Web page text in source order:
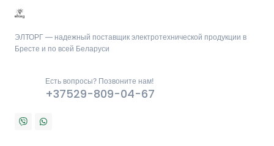
ЭЛТОРГ — надежный поставщик электротехнической продукции в
Бресте и по всей Беларуси
Есть вопросы? Позвоните нам!
+37529-809-04-67